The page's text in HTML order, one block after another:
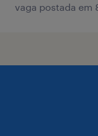
vaga postada em